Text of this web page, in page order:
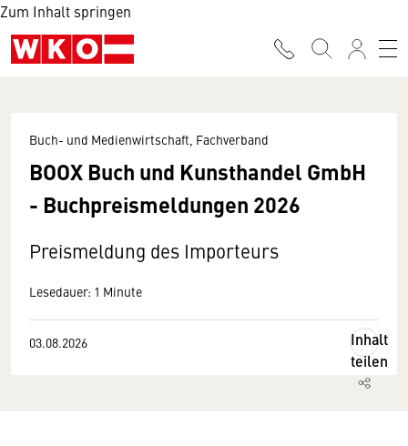
Zum Inhalt springen
Buch- und Medienwirtschaft, Fachverband
BOOX Buch und Kunsthandel GmbH
- Buchpreismeldungen 2026
Preismeldung des Importeurs
Lesedauer: 1 Minute
03.08.2026
Inhalt
teilen